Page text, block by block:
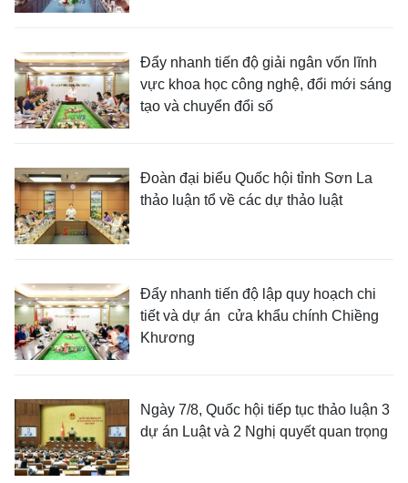
Đẩy nhanh tiến độ giải ngân vốn lĩnh
vực khoa học công nghệ, đổi mới sáng
tạo và chuyển đổi số
Đoàn đại biểu Quốc hội tỉnh Sơn La
thảo luận tổ về các dự thảo luật
Đẩy nhanh tiến độ lập quy hoạch chi
tiết và dự án cửa khẩu chính Chiềng
Khương
Ngày 7/8, Quốc hội tiếp tục thảo luận 3
dự án Luật và 2 Nghị quyết quan trọng